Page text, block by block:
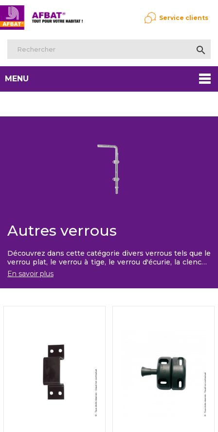

Service clients
MENU
Autres verrous
Découvrez dans cette catégorie divers verrous tels que le
verrou plat, le verrou à tige, le verrou d'écurie, la clenche
universelle, le verrou de pied, le verrou magnétique ou le
verrou charnière à goupille.
En savoir plus